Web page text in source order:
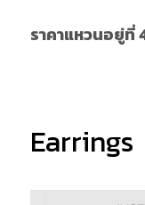
ราคาแหวนอยู่
Earrings